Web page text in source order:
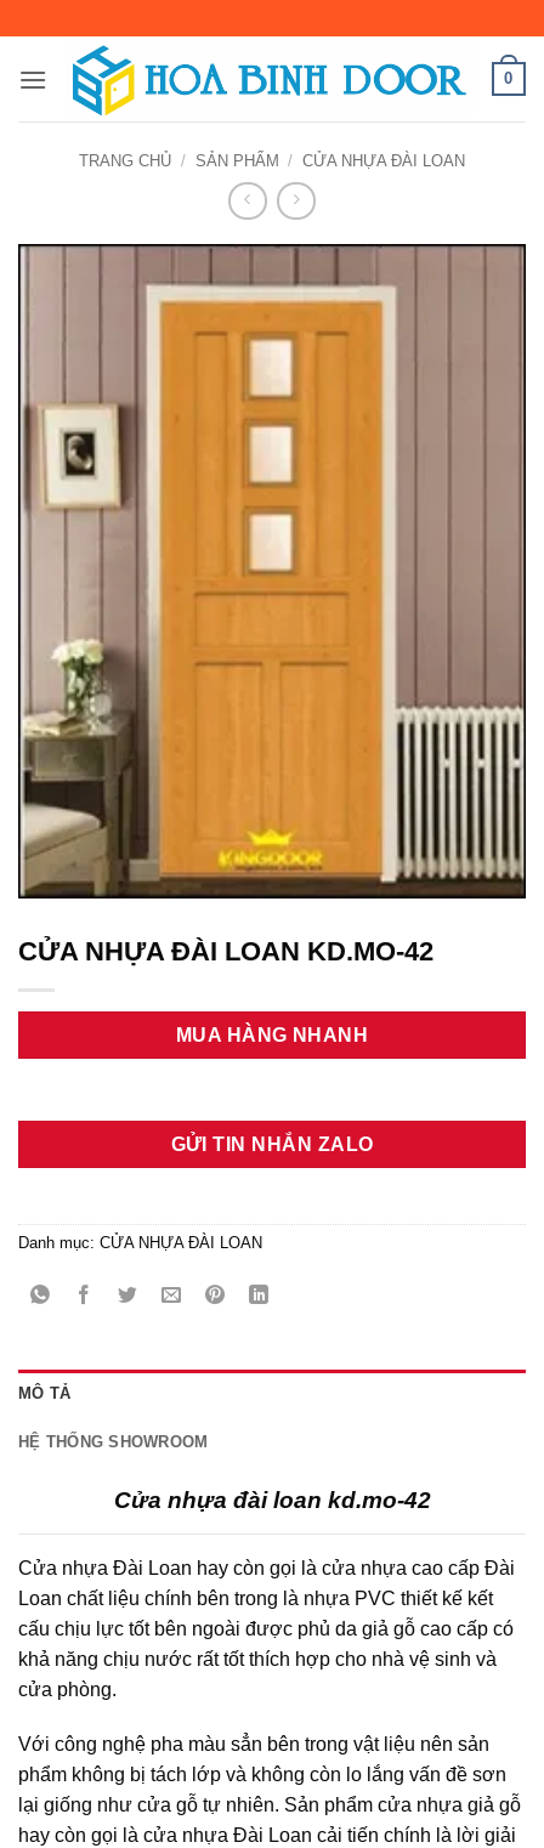
nội
0
TRANG CHỦ / SẢN PHẨM / CỬA NHỰA ĐÀI LOAN
CỬA NHỰA ĐÀI LOAN KD.MO-42
MUA HÀNG NHANH
GỬI TIN NHẮN ZALO
Danh mục: CỬA NHỰA ĐÀI LOAN
MÔ TẢ
HỆ THỐNG SHOWROOM
Cửa nhựa đài loan kd.mo-42
Cửa nhựa Đài Loan hay còn gọi là cửa nhựa cao cấp Đài
Loan chất liệu chính bên trong là nhựa PVC thiết kế kết
cấu chịu lực tốt bên ngoài được phủ da giả gỗ cao cấp có
khả năng chịu nước rất tốt thích hợp cho nhà vệ sinh và
cửa phòng.
Với công nghệ pha màu sẳn bên trong vật liệu nên sản
phẩm không bị tách lớp và không còn lo lắng vấn đề sơn
lại giống như cửa gỗ tự nhiên. Sản phẩm cửa nhựa giả gỗ
hay còn gọi là cửa nhựa Đài Loan cải tiến chính là lời giải